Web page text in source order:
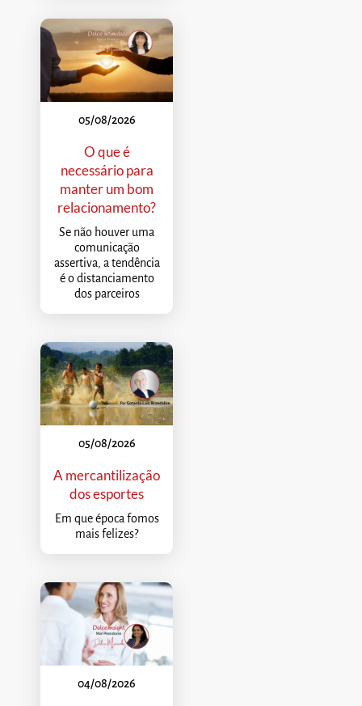
05/08/2026
O que é
necessário para
manter um bom
relacionamento?
Se não houver uma
comunicação
assertiva, a tendência
é o distanciamento
dos parceiros
05/08/2026
A mercantilização
dos esportes
Em que época fomos
mais felizes?
04/08/2026